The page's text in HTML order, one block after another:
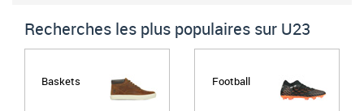
Recherches les plus populaires sur U23
Baskets Football